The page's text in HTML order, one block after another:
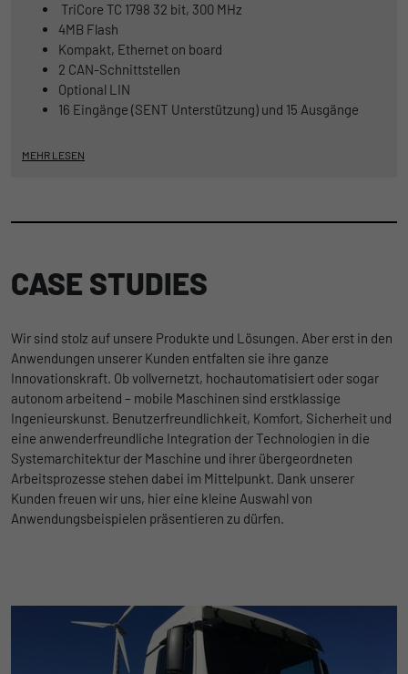
TriCore TC 1798 32 bit, 300 MHz
4MB Flash
Kompakt, Ethernet on board
2 CAN-Schnittstellen
Optional LIN
16 Eingänge (SENT Unterstützung) und 15 Ausgänge
MEHR LESEN
CASE STUDIES
Wir sind stolz auf unsere Produkte und Lösungen. Aber erst in den
Anwendungen unserer Kunden entfalten sie ihre ganze
Innovationskraft. Ob vollvernetzt, hochautomatisiert oder sogar
autonom arbeitend – mobile Maschinen sind erstklassige
Ingenieurskunst. Benutzerfreundlichkeit, Komfort, Sicherheit und
eine anwenderfreundliche Integration der Technologien in die
Systemarchitektur der Maschine und ihrer übergeordneten
Arbeitsprozesse stehen dabei im Mittelpunkt. Dank unserer
Kunden freuen wir uns, hier eine kleine Auswahl von
Anwendungsbeispielen präsentieren zu dürfen.